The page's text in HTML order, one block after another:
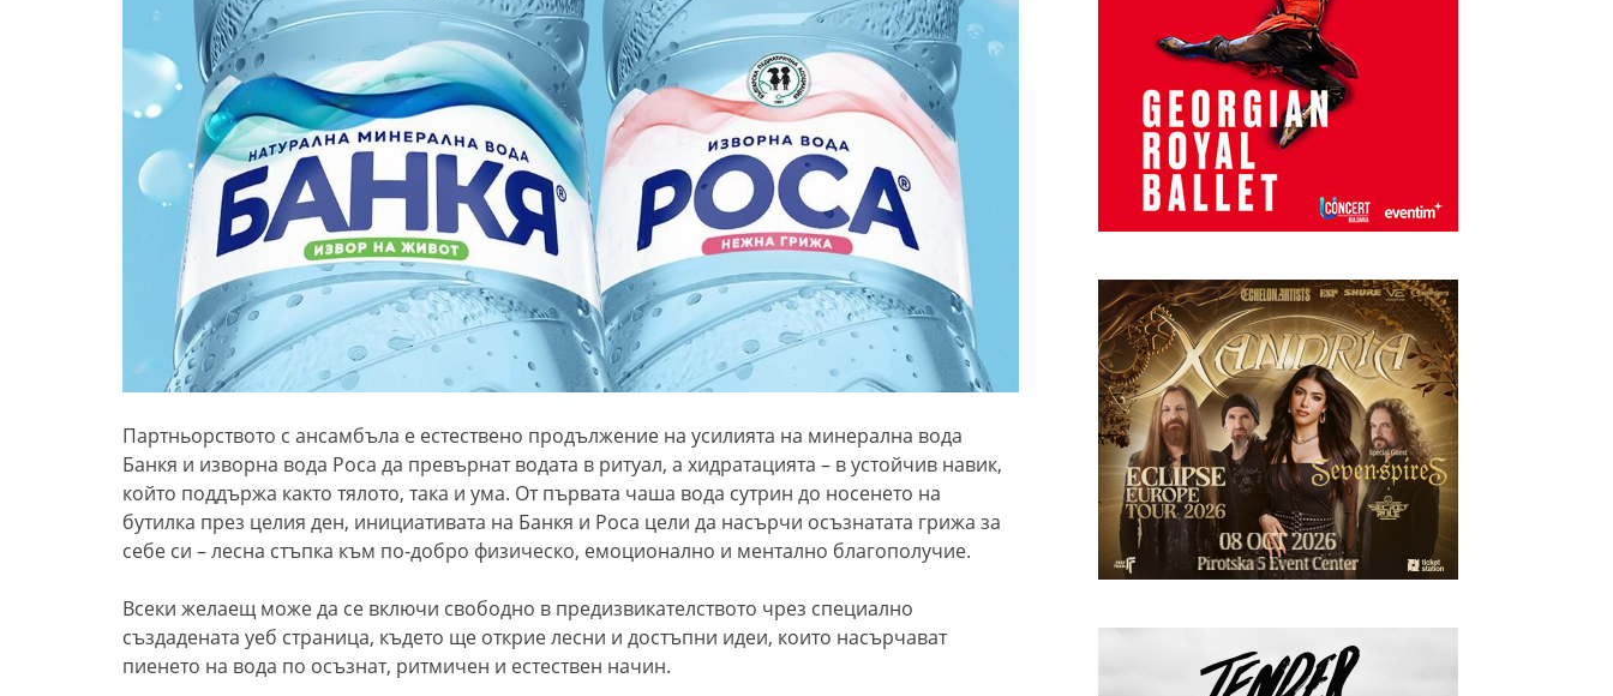
Партньорството с ансамбъла е естествено продължение на усилията на минерална вода
Банкя и изворна вода Роса да превърнат водата в ритуал, а хидратацията – в устойчив навик,
който поддържа както тялото, така и ума. От първата чаша вода сутрин до носенето на
бутилка през целия ден, инициативата на Банкя и Роса цели да насърчи осъзнатата грижа за
себе си – лесна стъпка към по-добро физическо, емоционално и ментално благополучие.
Всеки желаещ може да се включи свободно в предизвикателството чрез специално
създадената уеб страница, където ще открие лесни и достъпни идеи, които насърчават
пиенето на вода по осъзнат, ритмичен и естествен начин.